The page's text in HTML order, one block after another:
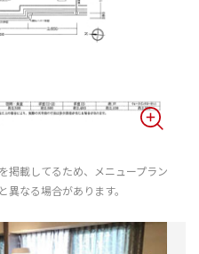
載してるため、メニュープラン
なる場合があります。